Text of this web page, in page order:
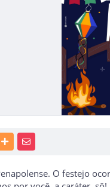
MAIS
O festejo